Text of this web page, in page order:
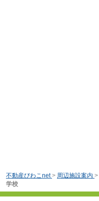
不動産びわこnet > 周辺施設案内 >
学校